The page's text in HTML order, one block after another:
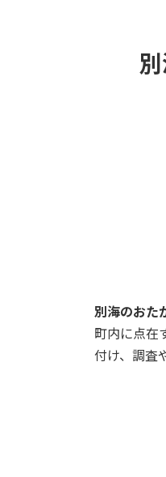
別海
別海のおた
町内に点在
付け、調査